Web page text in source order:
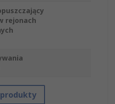
rejonach